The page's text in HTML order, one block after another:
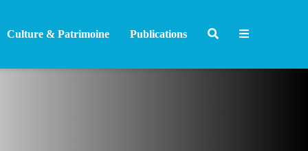
Culture & Patrimoine Publications